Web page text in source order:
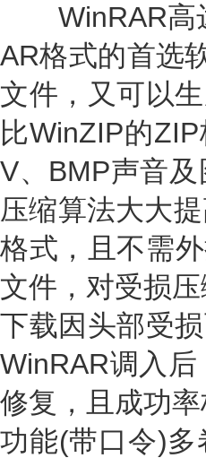
WinRAR高达
AR格式的首选
文件，又可以
比WinZIP的
V、BMP声音
压缩算法大大
格式，且不需
文件，对受损
下载因头部受
WinRAR调入
修复，且成功
功能(带口令)多